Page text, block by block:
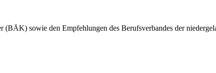
sowie den Empfehlungen des Berufsverbandes der